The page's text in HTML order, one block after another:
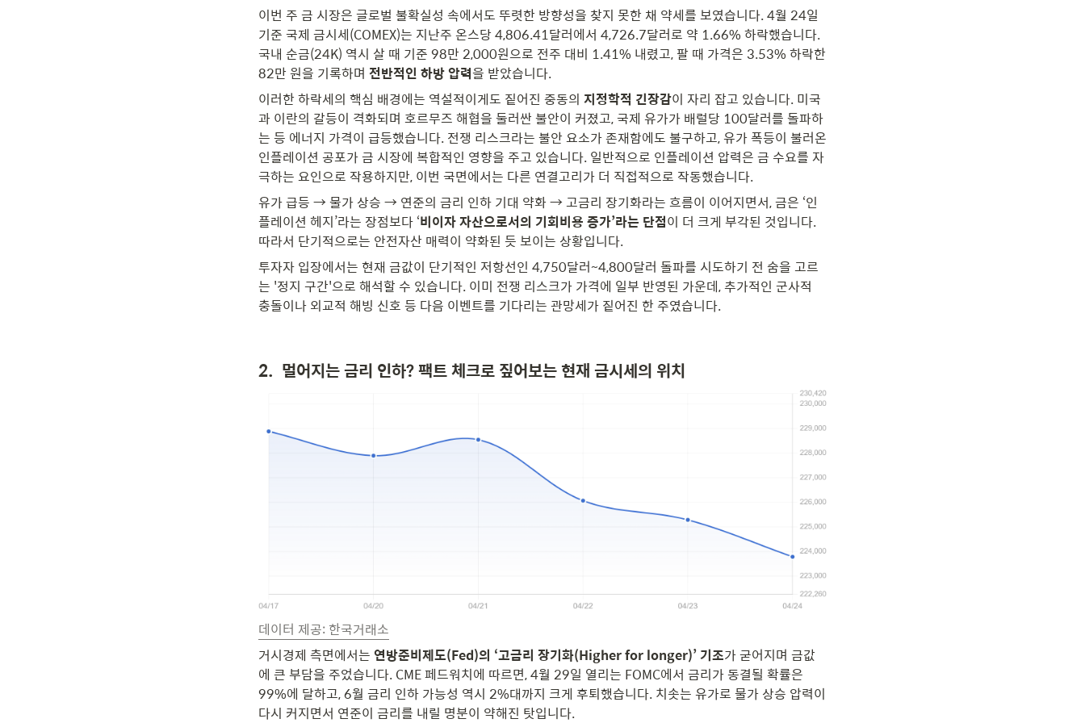
이번 주 금 시장은 글로벌 불확실성 속에서도 뚜렷한 방향성을 찾지 못한 채 약세를 보였습니다. 4월 24일
기준 국제 금시세(COMEX)는 지난주 온스당 4,806.41달러에서 4,726.7달러로 약 1.66% 하락했습니다.
국내 순금(24K) 역시 살 때 기준 98만 2,000원으로 전주 대비 1.41% 내렸고, 팔 때 가격은 3.53% 하락한
82만 원을 기록하며 전반적인 하방 압력을 받았습니다.
이러한 하락세의 핵심 배경에는 역설적이게도 짙어진 중동의 지정학적 긴장감이 자리 잡고 있습니다. 미국
과 이란의 갈등이 격화되며 호르무즈 해협을 둘러싼 불안이 커졌고, 국제 유가가 배럴당 100달러를 돌파하
는 등 에너지 가격이 급등했습니다. 전쟁 리스크라는 불안 요소가 존재함에도 불구하고, 유가 폭등이 불러온
인플레이션 공포가 금 시장에 복합적인 영향을 주고 있습니다. 일반적으로 인플레이션 압력은 금 수요를 자
극하는 요인으로 작용하지만, 이번 국면에서는 다른 연결고리가 더 직접적으로 작동했습니다.
유가 급등 → 물가 상승 → 연준의 금리 인하 기대 약화 → 고금리 장기화라는 흐름이 이어지면서, 금은 ‘인
플레이션 헤지’라는 장점보다 ‘비이자 자산으로서의 기회비용 증가’라는 단점이 더 크게 부각된 것입니다.
따라서 단기적으로는 안전자산 매력이 약화된 듯 보이는 상황입니다.
투자자 입장에서는 현재 금값이 단기적인 저항선인 4,750달러~4,800달러 돌파를 시도하기 전 숨을 고르
는 '정지 구간'으로 해석할 수 있습니다. 이미 전쟁 리스크가 가격에 일부 반영된 가운데, 추가적인 군사적
충돌이나 외교적 해빙 신호 등 다음 이벤트를 기다리는 관망세가 짙어진 한 주였습니다.
2.  멀어지는 금리 인하? 팩트 체크로 짚어보는 현재 금시세의 위치
데이터 제공: 한국거래소
거시경제 측면에서는 연방준비제도(Fed)의 ‘고금리 장기화(Higher for longer)’ 기조가 굳어지며 금값
에 큰 부담을 주었습니다. CME 페드워치에 따르면, 4월 29일 열리는 FOMC에서 금리가 동결될 확률은
99%에 달하고, 6월 금리 인하 가능성 역시 2%대까지 크게 후퇴했습니다. 치솟는 유가로 물가 상승 압력이
다시 커지면서 연준이 금리를 내릴 명분이 약해진 탓입니다.